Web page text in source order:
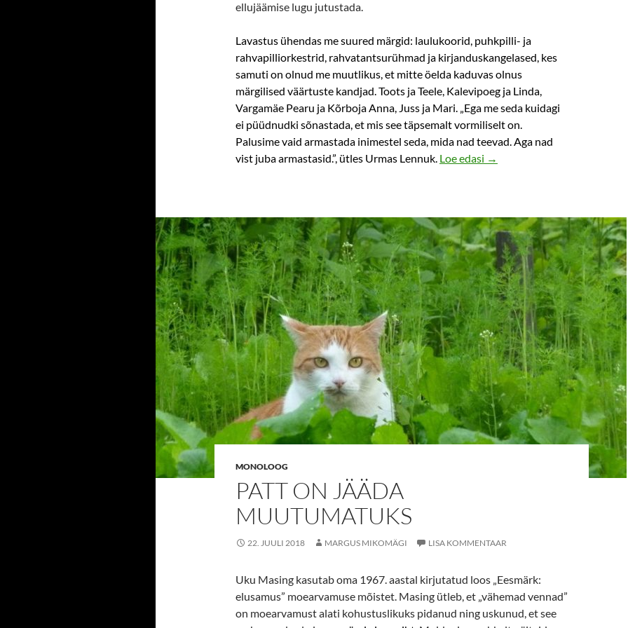
ellujäämise lugu jutustada.
Lavastus ühendas me suured märgid: laulukoorid, puhkpilli- ja
rahvapilliorkestrid, rahvatantsurühmad ja kirjanduskangelased, kes
samuti on olnud me muutlikus, et mitte öelda kaduvas olnus
märgilised väärtuste kandjad. Toots ja Teele, Kalevipoeg ja Linda,
Vargamäe Pearu ja Kõrboja Anna, Juss ja Mari. „Ega me seda kuidagi
ei püüdnudki sõnastada, et mis see täpsemalt vormiliselt on.
Palusime vaid armastada inimestel seda, mida nad teevad. Aga nad
vist juba armastasid.”, ütles Urmas Lennuk. Loe edasi Lugu mälutempliga
→
MONOLOOG
PATT ON JÄÄDA
MUUTUMATUKS
22. JUULI 2018 MARGUS MIKOMÄGI LISA KOMMENTAAR
Uku Masing kasutab oma 1967. aastal kirjutatud loos „Eesmärk:
elusamus” moearvamuse mõistet. Masing ütleb, et „vähemad vennad”
on moearvamust alati kohustuslikuks pidanud ning uskunud, et see